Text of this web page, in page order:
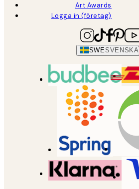
Art Awards
Logga in (företag)
SWESVENSKA